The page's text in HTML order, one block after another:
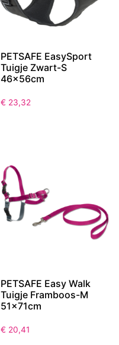
PETSAFE EasySport
Tuigje Zwart-S
46x56cm
€ 23,32
PETSAFE Easy Walk
Tuigje Framboos-M
51x71cm
€ 20,41